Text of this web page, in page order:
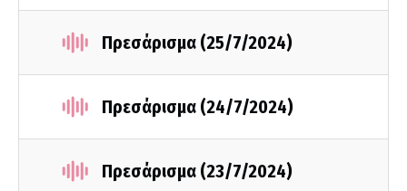
Πρεσάρισμα (25/7/2024)
Πρεσάρισμα (24/7/2024)
Πρεσάρισμα (23/7/2024)